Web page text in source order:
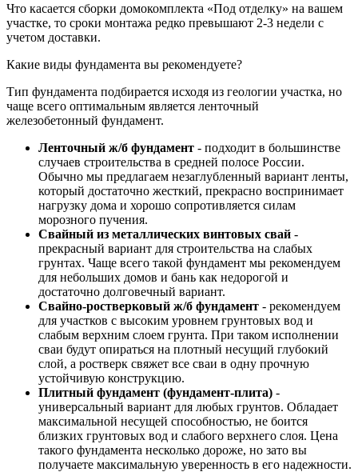
Что касается сборки домокомплекта «Под отделку» на вашем
участке, то сроки монтажа редко превышают 2-3 недели с
учетом доставки.
Какие виды фундамента вы рекомендуете?
Тип фундамента подбирается исходя из геологии участка, но
чаще всего оптимальным является ленточный
железобетонный фундамент.
Ленточный ж/б фундамент - подходит в большинстве
случаев строительства в средней полосе России.
Обычно мы предлагаем незаглубленный вариант ленты,
который достаточно жесткий, прекрасно воспринимает
нагрузку дома и хорошо сопротивляется силам
морозного пучения.
Свайный из металлических винтовых свай -
прекрасный вариант для строительства на слабых
грунтах. Чаще всего такой фундамент мы рекомендуем
для небольших домов и бань как недорогой и
достаточно долговечный вариант.
Свайно-ростверковый ж/б фундамент - рекомендуем
для участков с высоким уровнем грунтовых вод и
слабым верхним слоем грунта. При таком исполнении
сваи будут опираться на плотный несущий глубокий
слой, а ростверк свяжет все сваи в одну прочную
устойчивую конструкцию.
Плитный фундамент (фундамент-плита) -
универсальный вариант для любых грунтов. Обладает
максимальной несущей способностью, не боится
близких грунтовых вод и слабого верхнего слоя. Цена
такого фундамента несколько дороже, но зато вы
получаете максимальную уверенность в его надежности.